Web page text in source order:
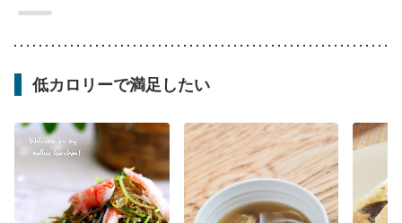
低カロリーで満足したい